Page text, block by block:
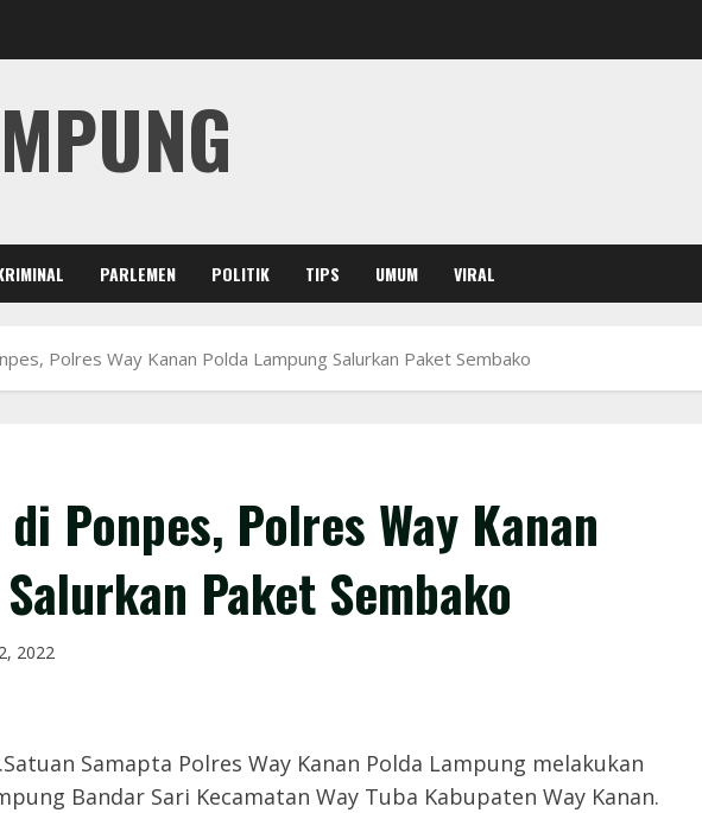
PARLEMEN POLITIK TIPS UMUM VIRAL
Polres Way Kanan Polda Lampung Salurkan Paket Sembako
Ponpes, Polres Way Kanan
Paket Sembako
2022
Samapta Polres Way Kanan Polda Lampung melakukan
Bandar Sari Kecamatan Way Tuba Kabupaten Way Kanan.